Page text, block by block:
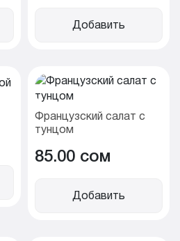
Добавить
Французский салат с
тунцом
85.00 cом
Добавить